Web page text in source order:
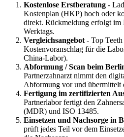
Kostenlose Erstberatung -
Kostenplan (HKP) hoch oder
direkt. Rückmeldung erfolgt im
Werktags.
Vergleichsangebot - Top
Kostenvoranschlag für die
China-Labor).
Abformung / Scan beim
Partnerzahnarzt nimmt den
Abformung vor und übermittelt
Fertigung im zertifizierten
Partnerlabor fertigt den
(MDR) und ISO 13485.
Einsetzen und Nachsorge in
prüft jedes Teil vor dem